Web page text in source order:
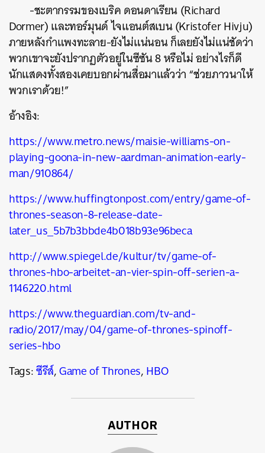
-ชะตากรรมของเบริค ดอนดาเรียน (Richard
Dormer) และทอร์มุนด์ ไจแอนต์สเบน (Kristofer Hivju)
ภายหลังกำแพงทะลาย-ยังไม่แน่นอน ก็เลยยังไม่แน่ชัดว่า
พวกเขาจะยังปรากฏตัวอยู่ในซีซัน 8 หรือไม่ อย่างไรก็ดี
นักแสดงทั้งสองเคยบอกผ่านสื่อมาแล้วว่า “ช่วยภาวนาให้
พวกเราด้วย!”
อ้างอิง:
https://www.metro.news/maisie-williams-on-
playing-goona-in-new-aardman-animation-early-
man/910864/
https://www.huffingtonpost.com/entry/game-of-
thrones-season-8-release-date-
later_us_5b7b3bbde4b018b93e96beca
http://www.spiegel.de/kultur/tv/game-of-
thrones-hbo-arbeitet-an-vier-spin-off-serien-a-
1146220.html
https://www.theguardian.com/tv-and-
radio/2017/may/04/game-of-thrones-spinoff-
series-hbo
Tags:ซีรีส์,Game of Thrones,HBO
AUTHOR